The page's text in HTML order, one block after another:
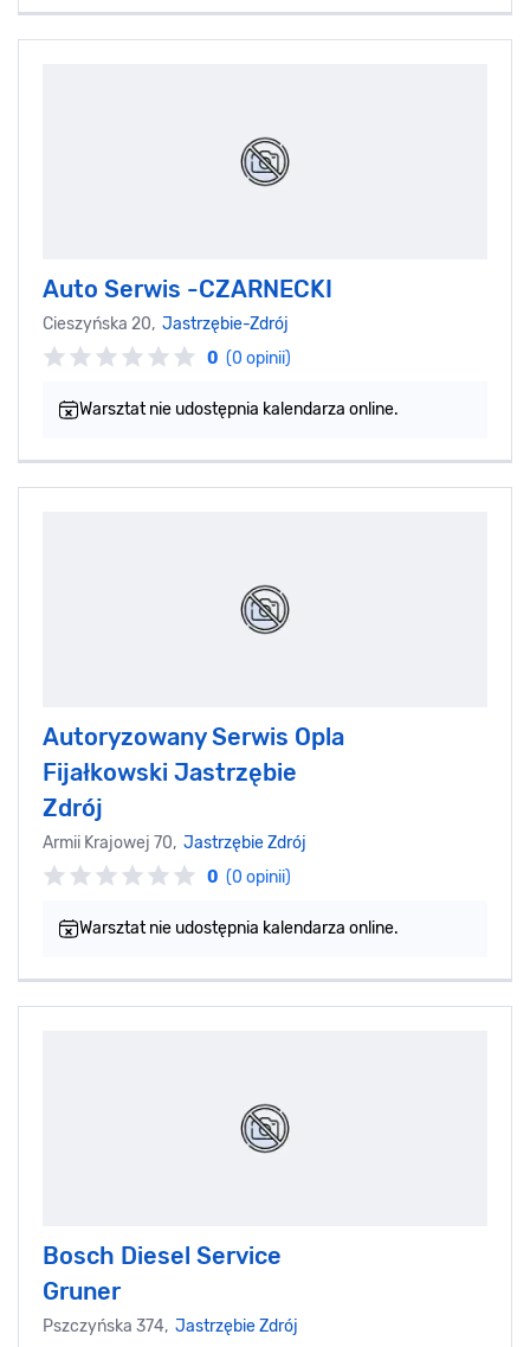
Auto Serwis -CZARNECKI
Cieszyńska 20, Jastrzębie-Zdrój
0 (0 opinii)
Warsztat nie udostępnia kalendarza online.
Autoryzowany Serwis Opla
Fijałkowski Jastrzębie
Zdrój
Armii Krajowej 70, Jastrzębie Zdrój
0 (0 opinii)
Warsztat nie udostępnia kalendarza online.
Bosch Diesel Service
Gruner
Pszczyńska 374, Jastrzębie Zdrój